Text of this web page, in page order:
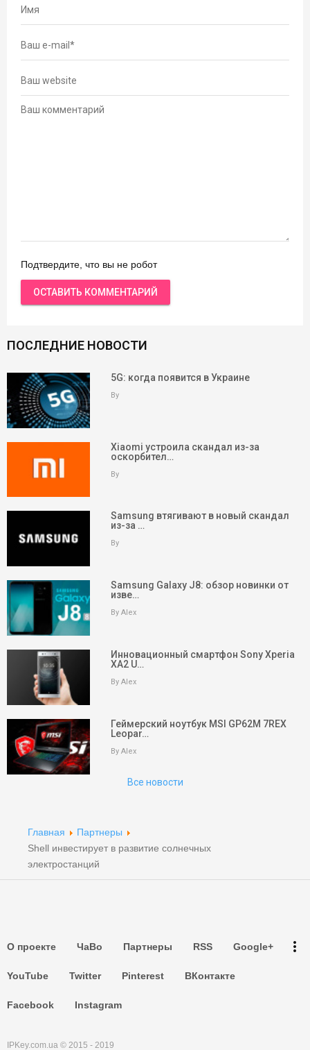
Подтвердите, что вы не робот
ПОСЛЕДНИЕ НОВОСТИ
5G: когда появится в Украине
By
Xiaomi устроила скандал из-за
оскорбител…
By
Samsung втягивают в новый скандал
из-за …
By
Samsung Galaxy J8: обзор новинки от
изве…
By Alex
Инновационный смартфон Sony Xperia
XA2 U…
By Alex
Геймерский ноутбук MSI GP62M 7REX
Leopar…
By Alex
Все новости
Главная
Партнеры
Shell инвестирует в развитие солнечных
электростанций
О проекте ЧаВо Партнеры RSS Google+
YouTube Twitter Pinterest ВКонтакте
Facebook Instagram
more_vert
Партнеры
IPKey.com.ua © 2015 - 2019